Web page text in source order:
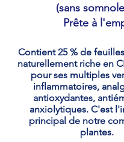
(sans
Prête à
Contient 25 % de
naturellement riche en
pour ses multiples
inflammatoires,
antioxydantes,
anxiolytiques. C'est
principal de notre
plantes.